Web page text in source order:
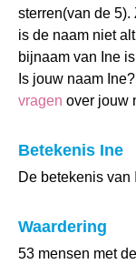
sterren(van de
is de naam niet
bijnaam van Ine
Is jouw naam
vragen over jouw
Betekenis Ine
De betekenis van
Waardering
53 mensen met